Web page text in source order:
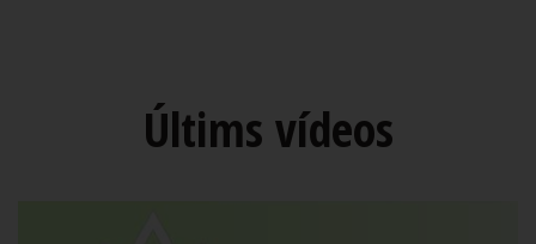
Últims vídeos